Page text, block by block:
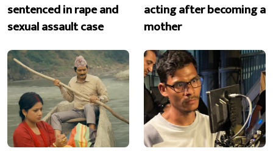
sentenced in rape and
sexual assault case
acting after becoming a
mother